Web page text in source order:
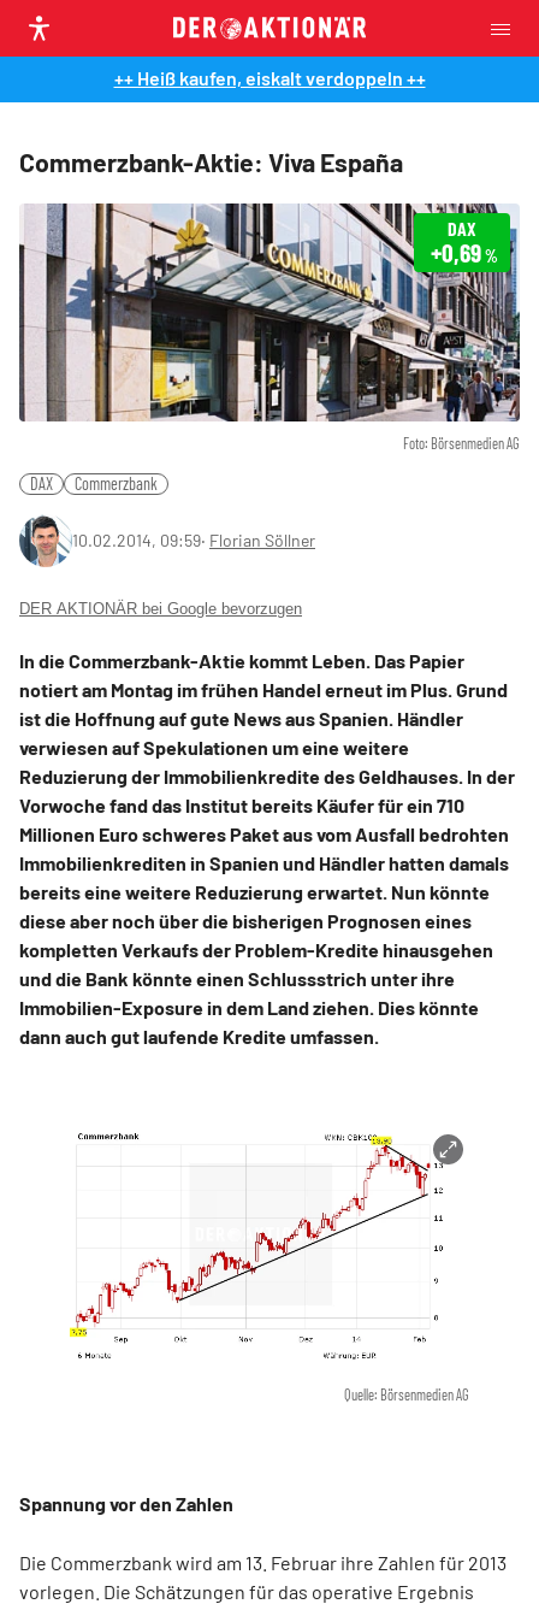
++ Heiß kaufen, eiskalt verdoppeln ++
Commerzbank-Aktie: Viva España
Foto: Börsenmedien AG
DAX
+0,69%
DAX Commerzbank
10.02.2014, 09:59‧ Florian Söllner
DER AKTIONÄR bei Google bevorzugen
In die Commerzbank-Aktie kommt Leben. Das Papier
notiert am Montag im frühen Handel erneut im Plus. Grund
ist die Hoffnung auf gute News aus Spanien. Händler
verwiesen auf Spekulationen um eine weitere
Reduzierung der Immobilienkredite des Geldhauses. In der
Vorwoche fand das Institut bereits Käufer für ein 710
Millionen Euro schweres Paket aus vom Ausfall bedrohten
Immobilienkrediten in Spanien und Händler hatten damals
bereits eine weitere Reduzierung erwartet. Nun könnte
diese aber noch über die bisherigen Prognosen eines
kompletten Verkaufs der Problem-Kredite hinausgehen
und die Bank könnte einen Schlussstrich unter ihre
Immobilien-Exposure in dem Land ziehen. Dies könnte
dann auch gut laufende Kredite umfassen.
Quelle: Börsenmedien AG
Spannung vor den Zahlen
Die Commerzbank wird am 13. Februar ihre Zahlen für 2013
vorlegen. Die Schätzungen für das operative Ergebnis